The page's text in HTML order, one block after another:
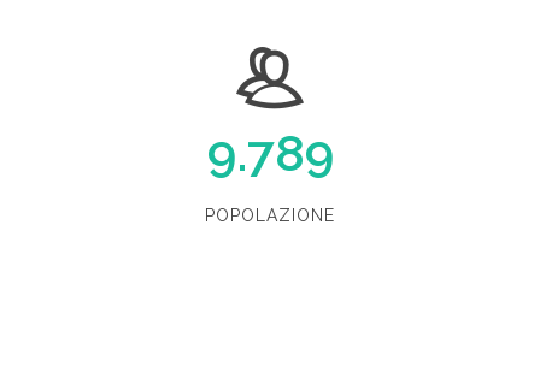
9.789
POPOLAZIONE